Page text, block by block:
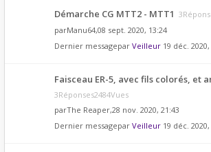
Démarche CG MTT2 - MTT1
parManu64,08 sept. 2020, 13:24
Dernier messagepar Veilleur 19 déc. 2020,
Faisceau ER-5, avec fils colorés, et
3Réponses2484Vues
parThe Reaper,28 nov. 2020, 21:43
Dernier messagepar Veilleur 19 déc. 2020,